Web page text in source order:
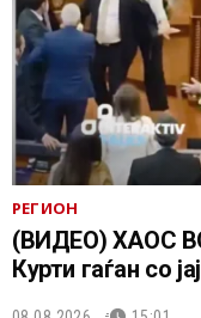
РЕГИОН
(ВИДЕО) ХАОС
Курти гаѓан со